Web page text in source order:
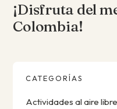
¡Disfruta del
Colombia!
CATEGORÍAS
Actividades al aire libre